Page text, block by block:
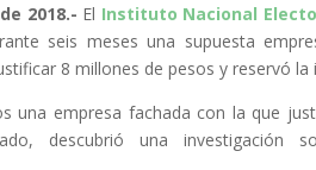
2018.- El Instituto Nacional
seis meses una supuesta
8 millones de pesos y reservó
una empresa fachada con la que
descubrió una investigación